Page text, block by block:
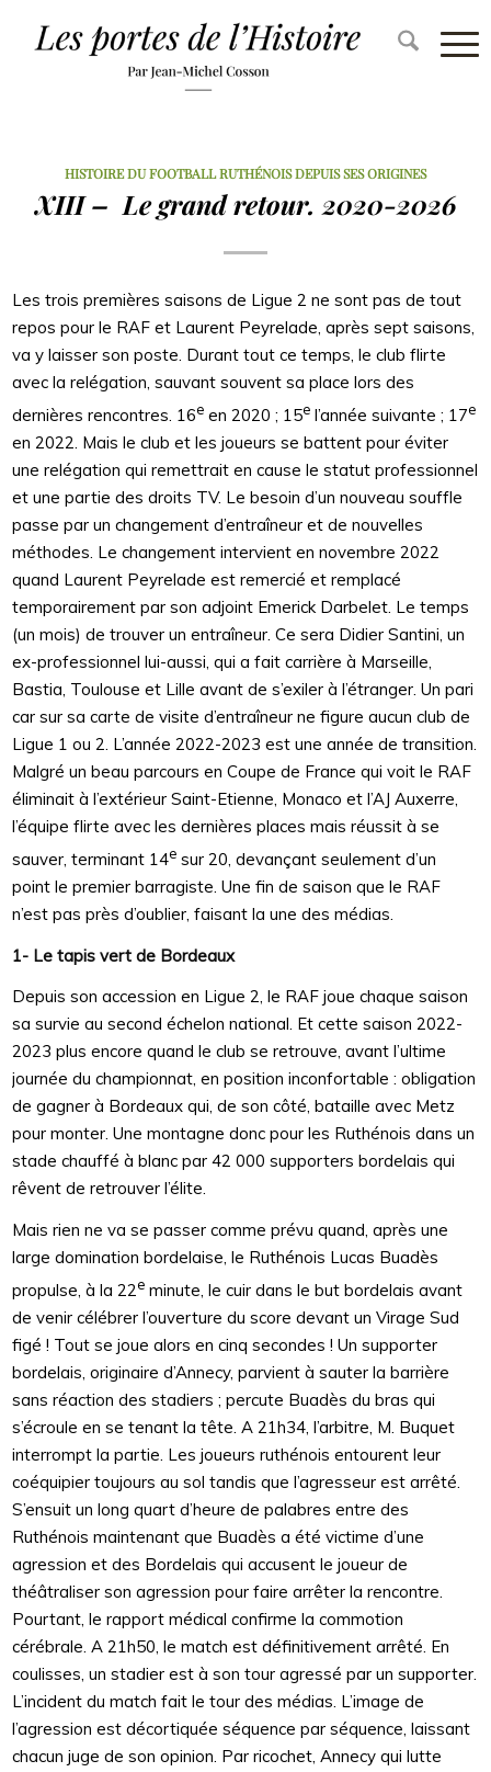
HISTOIRE DU FOOTBALL RUTHÉNOIS DEPUIS SES ORIGINES
XIII – Le grand retour. 2020-2026
Les trois premières saisons de Ligue 2 ne sont pas de tout
repos pour le RAF et Laurent Peyrelade, après sept saisons,
va y laisser son poste. Durant tout ce temps, le club flirte
avec la relégation, sauvant souvent sa place lors des
dernières rencontres. 16e en 2020 ; 15e l’année suivante ; 17e
en 2022. Mais le club et les joueurs se battent pour éviter
une relégation qui remettrait en cause le statut professionnel
et une partie des droits TV. Le besoin d’un nouveau souffle
passe par un changement d’entraîneur et de nouvelles
méthodes. Le changement intervient en novembre 2022
quand Laurent Peyrelade est remercié et remplacé
temporairement par son adjoint Emerick Darbelet. Le temps
(un mois) de trouver un entraîneur. Ce sera Didier Santini, un
ex-professionnel lui-aussi, qui a fait carrière à Marseille,
Bastia, Toulouse et Lille avant de s’exiler à l’étranger. Un pari
car sur sa carte de visite d’entraîneur ne figure aucun club de
Ligue 1 ou 2. L’année 2022-2023 est une année de transition.
Malgré un beau parcours en Coupe de France qui voit le RAF
éliminait à l’extérieur Saint-Etienne, Monaco et l’AJ Auxerre,
l’équipe flirte avec les dernières places mais réussit à se
sauver, terminant 14e sur 20, devançant seulement d’un
point le premier barragiste. Une fin de saison que le RAF
n’est pas près d’oublier, faisant la une des médias.
1- Le tapis vert de Bordeaux
Depuis son accession en Ligue 2, le RAF joue chaque saison
sa survie au second échelon national. Et cette saison 2022-
2023 plus encore quand le club se retrouve, avant l’ultime
journée du championnat, en position inconfortable : obligation
de gagner à Bordeaux qui, de son côté, bataille avec Metz
pour monter. Une montagne donc pour les Ruthénois dans un
stade chauffé à blanc par 42 000 supporters bordelais qui
rêvent de retrouver l’élite.
Mais rien ne va se passer comme prévu quand, après une
large domination bordelaise, le Ruthénois Lucas Buadès
propulse, à la 22e minute, le cuir dans le but bordelais avant
de venir célébrer l’ouverture du score devant un Virage Sud
figé ! Tout se joue alors en cinq secondes ! Un supporter
bordelais, originaire d’Annecy, parvient à sauter la barrière
sans réaction des stadiers ; percute Buadès du bras qui
s’écroule en se tenant la tête. A 21h34, l’arbitre, M. Buquet
interrompt la partie. Les joueurs ruthénois entourent leur
coéquipier toujours au sol tandis que l’agresseur est arrêté.
S’ensuit un long quart d’heure de palabres entre des
Ruthénois maintenant que Buadès a été victime d’une
agression et des Bordelais qui accusent le joueur de
théâtraliser son agression pour faire arrêter la rencontre.
Pourtant, le rapport médical confirme la commotion
cérébrale. A 21h50, le match est définitivement arrêté. En
coulisses, un stadier est à son tour agressé par un supporter.
L’incident du match fait le tour des médias. L’image de
l’agression est décortiquée séquence par séquence, laissant
chacun juge de son opinion. Par ricochet, Annecy qui lutte